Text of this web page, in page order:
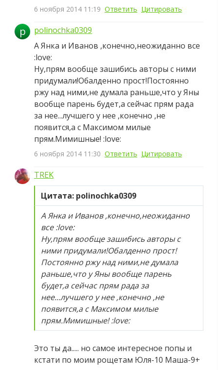
6 ноября 2014 11:19 Ответить Цитировать
p
polinochka0309
А Янка и Иванов ,конечно,неожиданно все
:love:
Ну,прям вообще зашибись авторы с ними
придумали!Обалденно прост!Постоянно
ржу над ними,не думала раньше,что у Яны
вообще парень будет,а сейчас прям рада
за нее...лучшего у нее ,конечно ,не
появится,а с Максимом милые
прям.Мимишные! :love:
6 ноября 2014 11:30 Ответить Цитировать
TREK
Цитата: polinochka0309
А Янка и Иванов ,конечно,неожиданно
все :love:
Ну,прям вообще зашибись авторы с
ними придумали!Обалденно прост!
Постоянно ржу над ними,не думала
раньше,что у Яны вообще парень
будет,а сейчас прям рада за
нее...лучшего у нее ,конечно ,не
появится,а с Максимом милые
прям.Мимишные! :love:
Это ты да..... но самое интересное попы и
кстати по моим рощетам Юля-10 Маша-9+